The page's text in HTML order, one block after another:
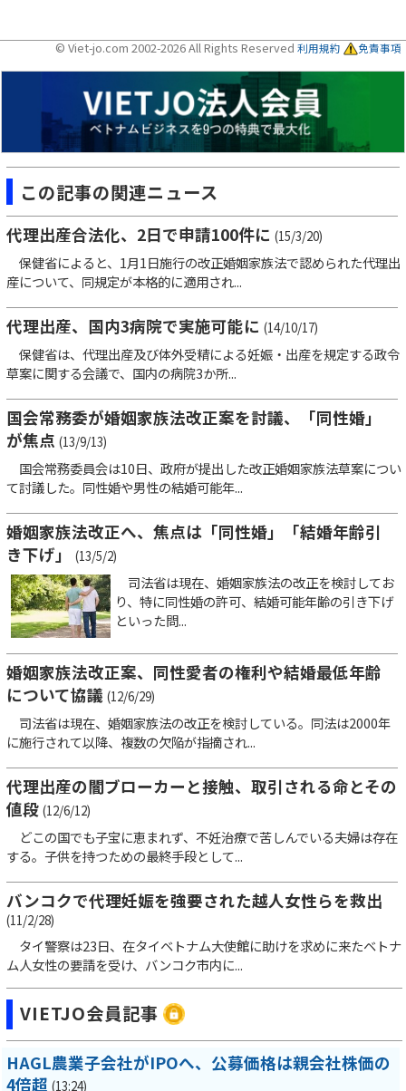
© Viet-jo.com 2002-2026 All Rights Reserved 利用規約 免責事項
この記事の関連ニュース
代理出産合法化、2日で申請100件に (15/3/20)
保健省によると、1月1日施行の改正婚姻家族法で認められた代理出
産について、同規定が本格的に適用され...
代理出産、国内3病院で実施可能に (14/10/17)
保健省は、代理出産及び体外受精による妊娠・出産を規定する政令
草案に関する会議で、国内の病院3か所...
国会常務委が婚姻家族法改正案を討議、「同性婚」
が焦点 (13/9/13)
国会常務委員会は10日、政府が提出した改正婚姻家族法草案につい
て討議した。同性婚や男性の結婚可能年...
婚姻家族法改正へ、焦点は「同性婚」「結婚年齢引
き下げ」
(13/5/2)
司法省は現在、婚姻家族法の改正を検討してお
り、特に同性婚の許可、結婚可能年齢の引き下げ
といった問...
婚姻家族法改正案、同性愛者の権利や結婚最低年齢
について協議 (12/6/29)
司法省は現在、婚姻家族法の改正を検討している。同法は2000年
に施行されて以降、複数の欠陥が指摘され...
代理出産の闇ブローカーと接触、取引される命とその
値段 (12/6/12)
どこの国でも子宝に恵まれず、不妊治療で苦しんでいる夫婦は存在
する。子供を持つための最終手段として...
バンコクで代理妊娠を強要された越人女性らを救出
(11/2/28)
タイ警察は23日、在タイベトナム大使館に助けを求めに来たベトナ
ム人女性の要請を受け、バンコク市内に...
VIETJO会員記事
HAGL農業子会社がIPOへ、公募価格は親会社株価の
4倍超 (13:24)